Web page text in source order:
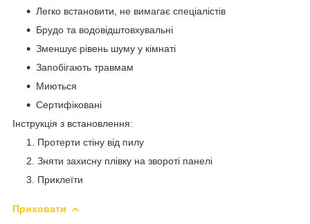
Легко встановити, не вимагає спеціалістів
Брудо та водовідштовхувальні
Зменшує рівень шуму у кімнаті
Запобігають травмам
Миються
Сертифіковані
​Інструкція з встановлення:
Протерти стіну від пилу
Зняти захисну плівку на звороті панелі
Приклеїти
Приховати